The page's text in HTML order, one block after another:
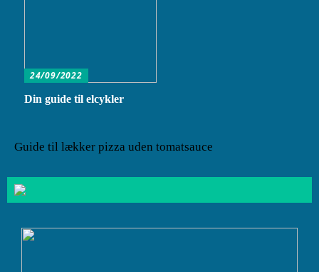
24/09/2022
Din guide til elcykler
Guide til lækker pizza uden tomatsauce